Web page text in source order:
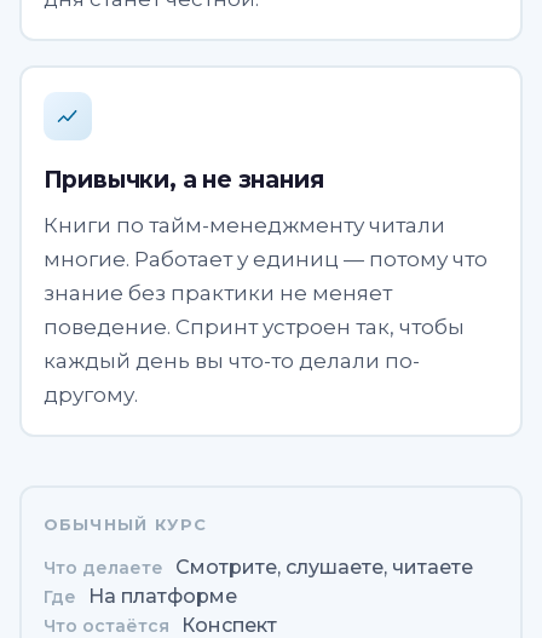
Привычки, а не знания
Книги по тайм-менеджменту читали
многие. Работает у единиц — потому что
знание без практики не меняет
поведение. Спринт устроен так, чтобы
каждый день вы что-то делали по-
другому.
ОБЫЧНЫЙ КУРС
Что делаете Смотрите, слушаете, читаете
Где На платформе
Что остаётся Конспект